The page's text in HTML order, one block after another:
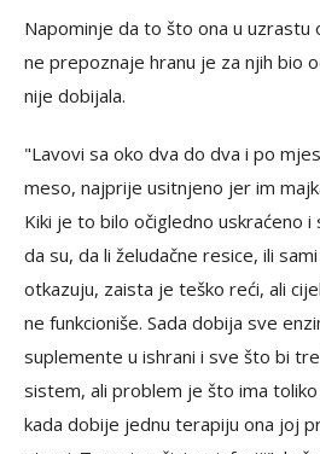
Napominje da to što ona u uzrastu
ne prepoznaje hranu je za njih bio
nije dobijala.
"Lavovi sa oko dva do dva i po
meso, najprije usitnjeno jer im
Kiki je to bilo očigledno uskraćeno
da su, da li želudačne resice, ili
otkazuju, zaista je teško reći, ali
ne funkcioniše. Sada dobija sve
suplemente u ishrani i sve što bi
sistem, ali problem je što ima
kada dobije jednu terapiju ona joj